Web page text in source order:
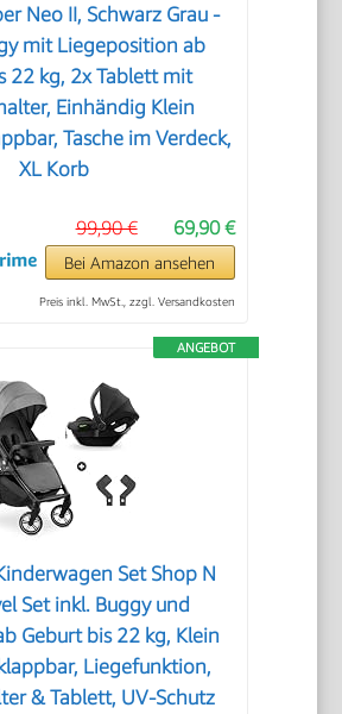
Neo II, Schwarz Grau -
mit Liegeposition ab
22 kg, 2x Tablett mit
Einhändig Klein
Tasche im Verdeck,
XL Korb
69,90 €
99,90 €
Bei Amazon ansehen
Preis inkl. MwSt., zzgl. Versandkosten
ANGEBOT
Set Shop N
Set inkl. Buggy und
Geburt bis 22 kg, Klein
Liegefunktion,
& Tablett, UV-Schutz